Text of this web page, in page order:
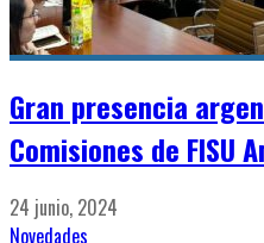
Gran presencia
Comisiones de FISU
24 junio, 2024
Novedades